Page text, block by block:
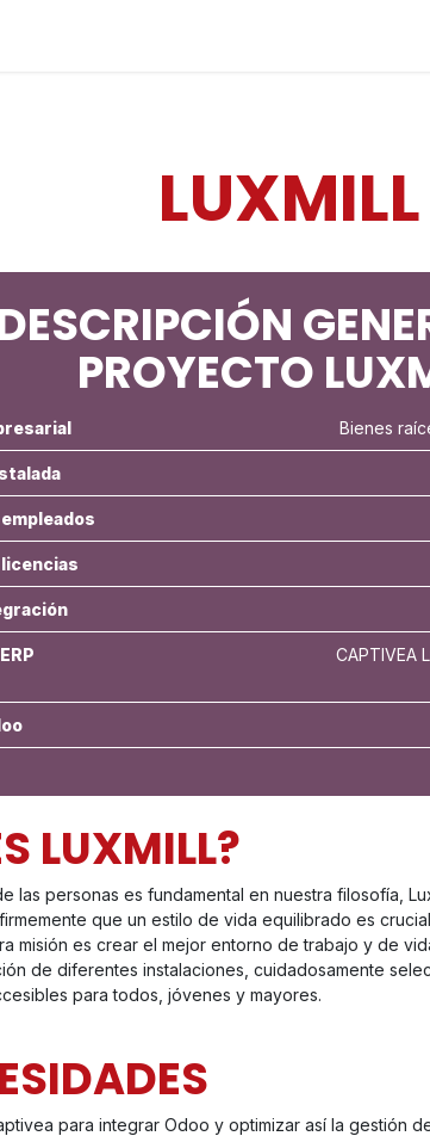
LUXMILL
PROYECTO
Bienes
CAPTIVEA
LUXMILL?
las personas es fundamental en nuestra filosofía,
que un estilo de vida equilibrado es
misión es crear el mejor entorno de trabajo y de
de diferentes instalaciones, cuidadosamente
para todos, jóvenes y mayores.
para integrar Odoo y optimizar así la gestión